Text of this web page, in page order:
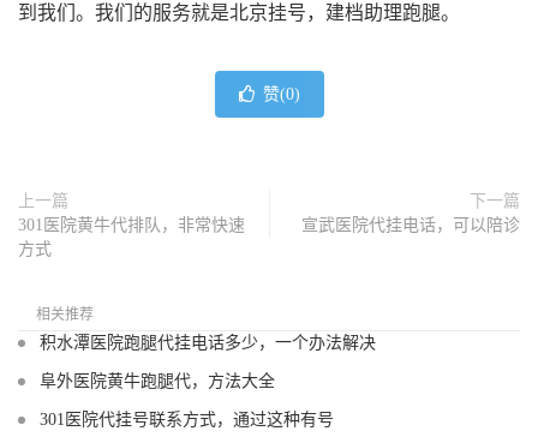
到我们。我们的服务就是北京挂号，建档助理跑腿。
赞(0)
上一篇
301医院黄牛代排队，非常快速
方式
下一篇
宣武医院代挂电话，可以陪诊
相关推荐
积水潭医院跑腿代挂电话多少，一个办法解决
阜外医院黄牛跑腿代，方法大全
301医院代挂号联系方式，通过这种有号